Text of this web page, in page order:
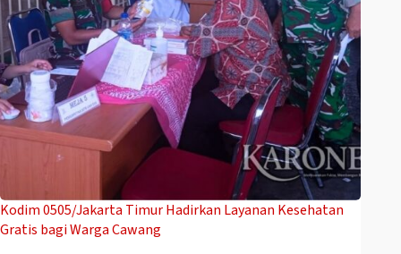
Kodim 0505/Jakarta Timur Hadirkan Layanan Kesehatan
Gratis bagi Warga Cawang